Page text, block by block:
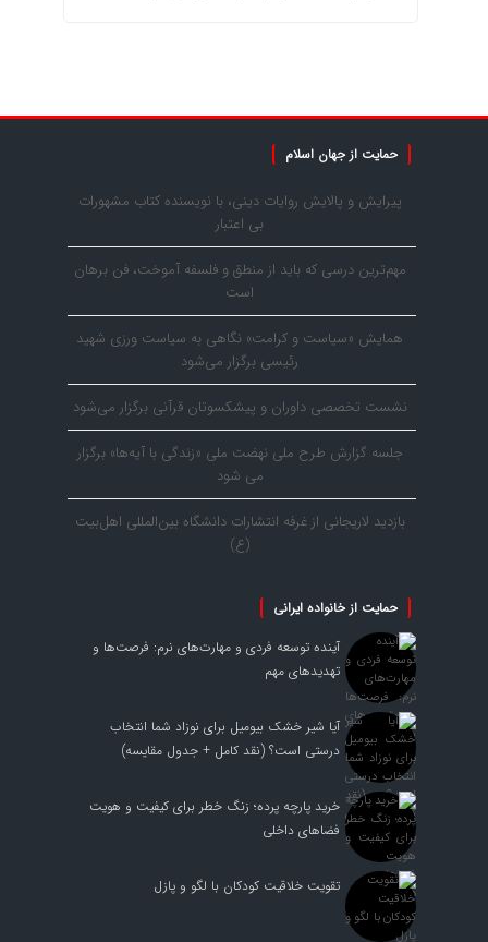
حمایت از جهان اسلام
پیرایش و پالایش روایات دینی، با نویسنده کتاب مشهورات
بی اعتبار
مهم‌ترین درسی که باید از منطق و فلسفه آموخت، فن برهان
است
همایش «سیاست و کرامت» نگاهی به سیاست ورزی شهید
رئیسی برگزار می‌شود
نشست تخصصی داوران و پیشکسوتان قرآنی برگزار می‌شود
جلسه گزارش طرح ملی نهضت ملی «زندگی با آیه‌ها» برگزار
می شود
بازدید لاریجانی از غرفه انتشارات دانشگاه بین‌المللی اهل‌بیت
(ع)
حمایت از خانواده ایرانی
آینده توسعه فردی و مهارت‌های نرم: فرصت‌ها و
تهدیدهای مهم
آیا شیر خشک بیومیل برای نوزاد شما انتخاب
درستی است؟ (نقد کامل + جدول مقایسه)
خرید پارچه پرده؛ زنگ خطر برای کیفیت و هویت
فضاهای داخلی
تقویت خلاقیت کودکان با لگو و پازل